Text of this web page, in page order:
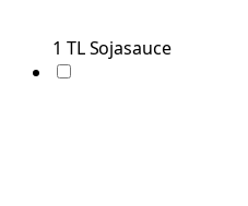
1 TLSojasauce